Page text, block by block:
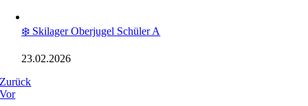
❄️ Skilager Oberjugel Schüler A
23.02.2026
Zurück
Vor